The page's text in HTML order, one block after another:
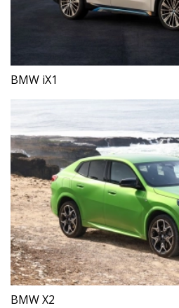
BMW iX1
BMW X2